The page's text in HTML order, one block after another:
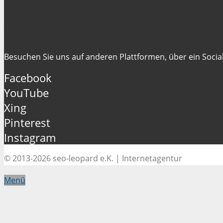
Besuchen Sie uns auf anderen Plattformen, über ein
Facebook
YouTube
Xing
Pinterest
Instagram
© 2013-2026 seo-leopard e.K. | Internetagentur
Menü